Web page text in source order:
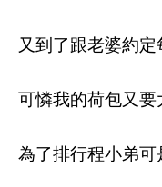
又到了跟老婆約
可憐我的荷包又要
為了排行程小弟